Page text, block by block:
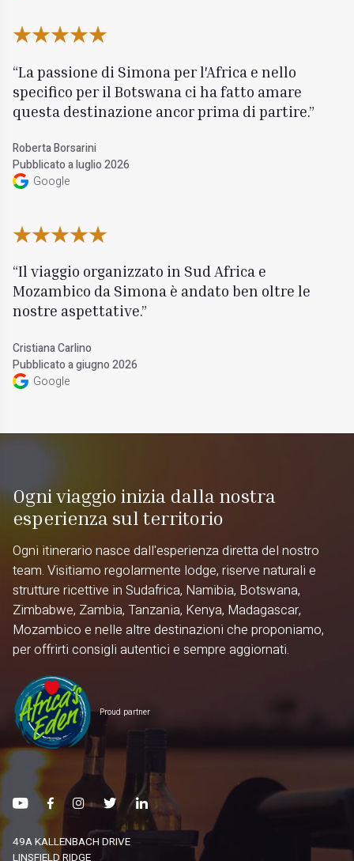
La passione di Simona per l'Africa e nello
specifico per il Botswana ci ha fatto amare
questa destinazione ancor prima di partire.
Roberta Borsarini
Pubblicato a luglio 2026
Google
Il viaggio organizzato in Sud Africa e
Mozambico da Simona è andato ben oltre le
nostre aspettative.
Cristiana Carlino
Pubblicato a giugno 2026
Google
Ogni viaggio inizia dalla nostra
esperienza sul territorio
Ogni itinerario nasce dall'esperienza diretta del nostro
team. Visitiamo regolarmente lodge, riserve naturali e
strutture ricettive in Sudafrica, Namibia, Botswana,
Zimbabwe, Zambia, Tanzania, Kenya, Madagascar,
Mozambico e nelle altre destinazioni che proponiamo,
per offrirti consigli autentici e sempre aggiornati.
Proud partner
49A KALLENBACH DRIVE
LINSFIELD RIDGE